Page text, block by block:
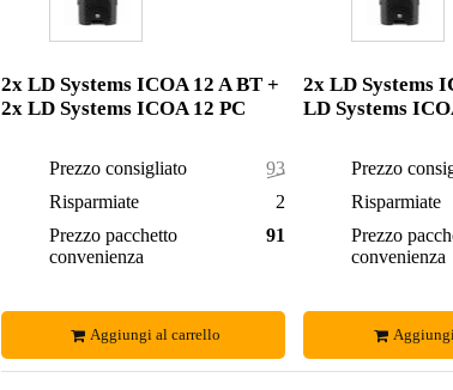
2x LD Systems ICOA 12 A BT +
2x LD Systems ICOA 12 PC
Prezzo consigliato
934,00 €
Risparmiate
24,00 €
Prezzo pacchetto
convenienza
910,00 €
Aggiungi al carrello
2x LD Systems
LD Systems
Prezzo
Risparmiate
Prezzo
convenienza